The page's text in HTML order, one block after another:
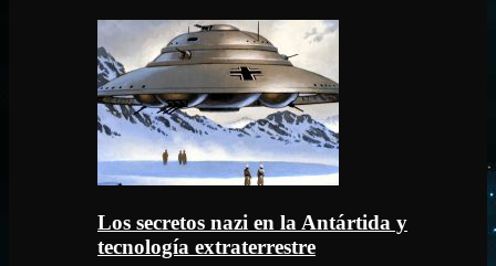
Los secretos nazi en la Antártida y
tecnología extraterrestre